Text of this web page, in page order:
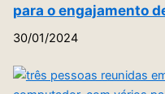
para o engajamento
30/01/2024